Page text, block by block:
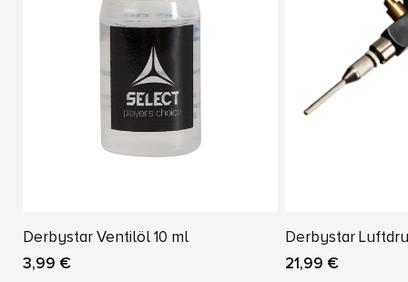
Derbystar Ventilöl 10 ml
3,99 €
Derbystar
21,99 €